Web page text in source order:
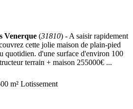
Venerque (31810) - A saisir rapidement
cette jolie maison de plain-pied
quotidien. d'une surface d'environ 100
terrain + maison 255000€ ...
m² Lotissement